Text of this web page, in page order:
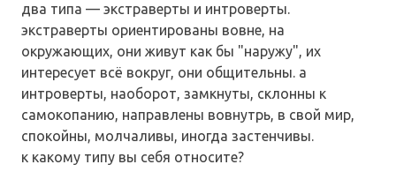
два типа — экстраверты и интроверты.
экстраверты ориентированы вовне, на
окружающих, они живут как бы "наружу", их
интересует всё вокруг, они общительны. а
интроверты, наоборот, замкнуты, склонны к
самокопанию, направлены вовнутрь, в свой мир,
спокойны, молчаливы, иногда застенчивы.
к какому типу вы себя относите?